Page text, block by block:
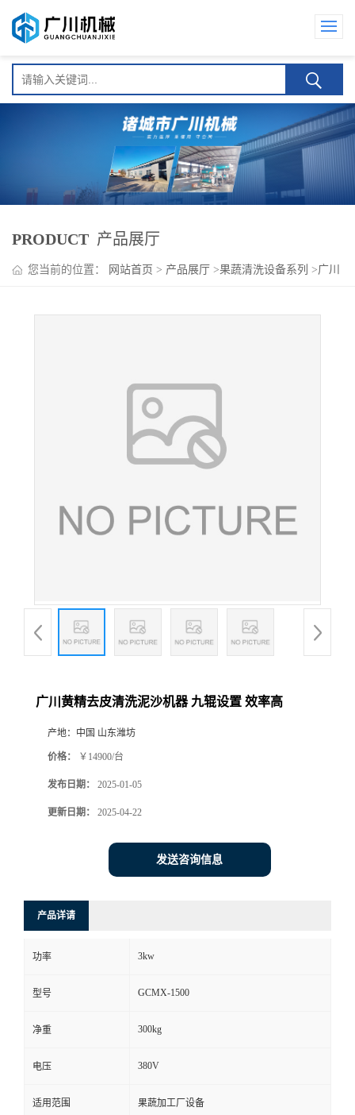
PRODUCT 产品展厅
您当前的位置： 网站首页 > 产品展厅 >果蔬清洗设备系列 >广川
广川黄精去皮清洗泥沙机器 九辊设置 效率高
产地： 中国 山东潍坊
价格： ￥14900/台
发布日期： 2025-01-05
更新日期： 2025-04-22
发送咨询信息
产品详请
功率 3kw
型号 GCMX-1500
净重 300kg
电压 380V
适用范围 果蔬加工厂设备